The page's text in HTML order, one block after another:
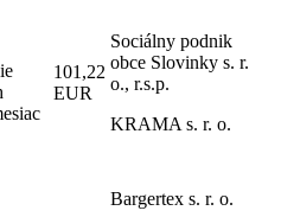
101,22
EUR
Sociálny podnik
obce Slovinky s. r.
o., r.s.p.
KRAMA s. r. o.
Bargertex s. r. o.